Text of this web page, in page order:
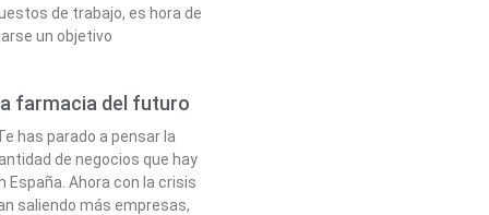
de trabajo, es hora de
un objetivo
farmacia del futuro
has parado a pensar la
de negocios que hay
España. Ahora con la crisis
saliendo más empresas,